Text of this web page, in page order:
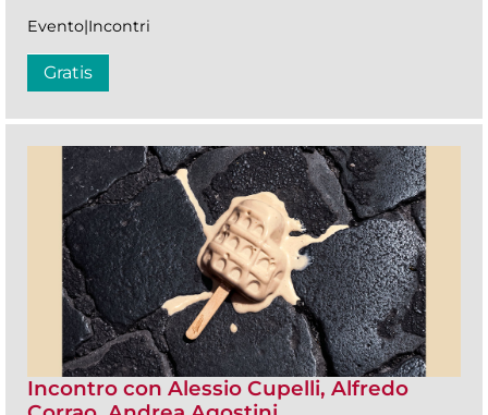
Evento|Incontri
Gratis
Incontro con Alessio Cupelli, Alfredo